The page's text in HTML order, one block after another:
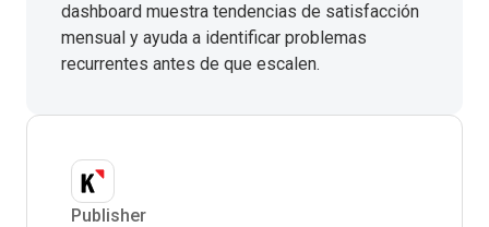
dashboard muestra tendencias de satisfacción
mensual y ayuda a identificar problemas
recurrentes antes de que escalen.
Publisher